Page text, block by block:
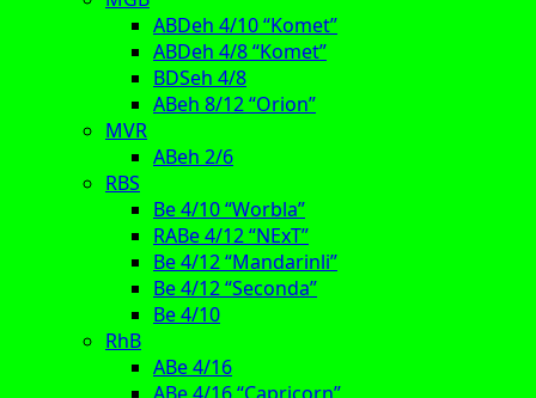
ABDeh 4/10 “Komet”
ABDeh 4/8 “Komet”
BDSeh 4/8
ABeh 8/12 “Orion”
MVR
ABeh 2/6
RBS
Be 4/10 “Worbla”
RABe 4/12 “NExT”
Be 4/12 “Mandarinli”
Be 4/12 “Seconda”
Be 4/10
RhB
ABe 4/16